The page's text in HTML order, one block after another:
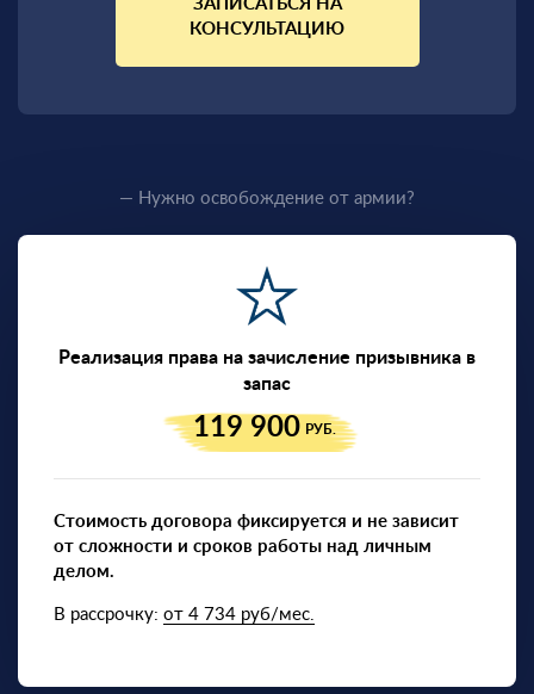
ЗАПИСАТЬСЯ НА
КОНСУЛЬТАЦИЮ
— Нужно освобождение от армии?
Реализация права на зачисление призывника в
запас
119 900 РУБ.
Стоимость договора фиксируется и не зависит
от сложности и сроков работы над личным
делом.
В рассрочку: от 4 734 руб/мес.